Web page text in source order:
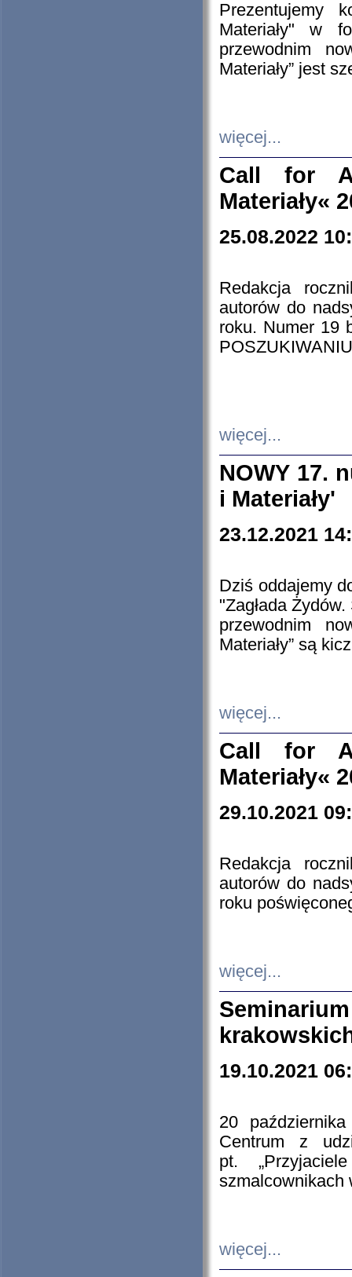
Prezentujemy
Materiały" w
przewodnim
Materiały” jest
więcej...
Call for
Materiały«
25.08.2022
Redakcja
autorów do
roku. Numer 19
więcej...
NOWY 17.
i Materiały'
23.12.2021
Dziś oddajemy
"Zagłada
przewodnim
Materiały” są
więcej...
Call for
Materiały«
29.10.2021
Redakcja
autorów do
roku
więcej...
19.10.2021
20
Centrum z
pt.
szmalcownikach
więcej...